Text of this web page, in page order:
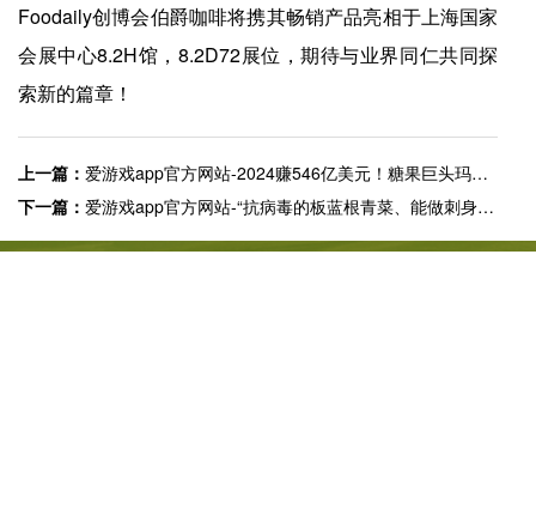
Foodaily创博会伯爵咖啡将携其畅销产品亮相于上海国家
会展中心8.2H馆，8.2D72展位，期待与业界同仁共同探
索新的篇章！
上一篇： 爱游戏app官方网站-2024赚546亿美元！糖果巨头玛氏和它的“冰淇淋野心”
下一篇： 爱游戏app官方网站-“抗病毒的板蓝根青菜、能做刺身的菊花”，盒马采购春天到底搜罗了多少种离谱野菜？